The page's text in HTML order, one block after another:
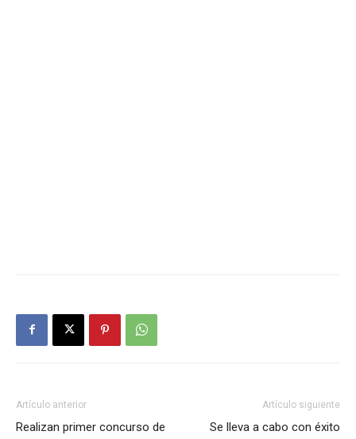
Artículo anterior
Realizan primer concurso de
Artículo siguiente
Se lleva a cabo con éxito